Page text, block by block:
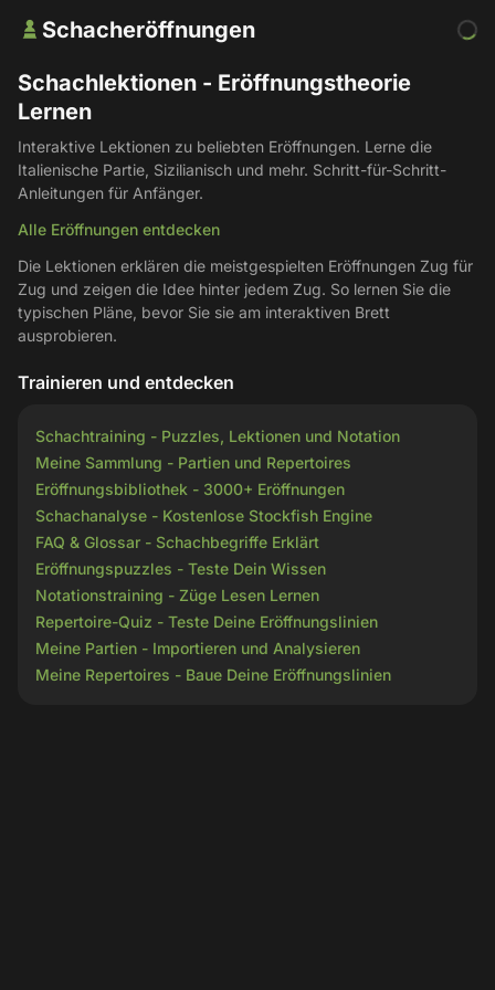
Schacheröffnungen
Schachlektionen - Eröffnungstheorie
Lernen
Interaktive Lektionen zu beliebten Eröffnungen. Lerne die
Italienische Partie, Sizilianisch und mehr. Schritt-für-Schritt-
Anleitungen für Anfänger.
Alle Eröffnungen entdecken
Die Lektionen erklären die meistgespielten Eröffnungen Zug für
Zug und zeigen die Idee hinter jedem Zug. So lernen Sie die
typischen Pläne, bevor Sie sie am interaktiven Brett
ausprobieren.
Trainieren und entdecken
Schachtraining - Puzzles, Lektionen und Notation
Meine Sammlung - Partien und Repertoires
Eröffnungsbibliothek - 3000+ Eröffnungen
Schachanalyse - Kostenlose Stockfish Engine
FAQ & Glossar - Schachbegriffe Erklärt
Eröffnungspuzzles - Teste Dein Wissen
Notationstraining - Züge Lesen Lernen
Repertoire-Quiz - Teste Deine Eröffnungslinien
Meine Partien - Importieren und Analysieren
Meine Repertoires - Baue Deine Eröffnungslinien